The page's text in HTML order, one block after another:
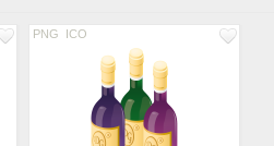
PNG ICO